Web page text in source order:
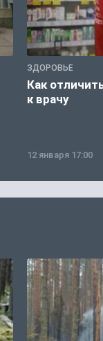
ЗДОРОВЬЕ
Как
к врачу
12 января 17:00